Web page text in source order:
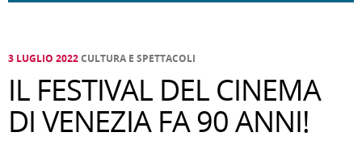
E SPETTACOLI POLITICA
DELLE IDEE FATTI DELLO SPIRITO CCCVA
3 LUGLIO 2022CULTURA E SPETTACOLI
IL FESTIVAL DEL CINEMA
DI VENEZIA FA 90 ANNI!